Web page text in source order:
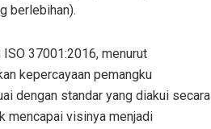
berlebihan).
37001:2016, menurut
kepercayaan pemangku
dengan standar yang diakui secara
mencapai visinya menjadi